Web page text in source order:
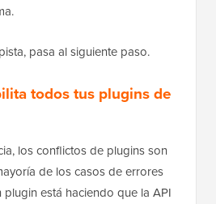
pasa al siguiente paso.
todos tus plugins de
los conflictos de plugins son
de los casos de errores
está haciendo que la API